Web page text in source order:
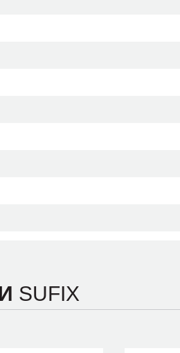
SUFIX